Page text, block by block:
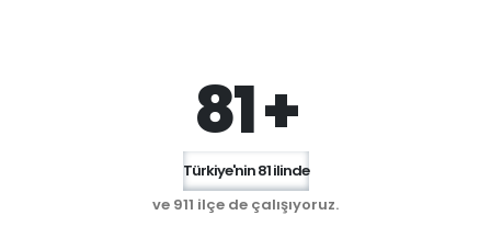
81 +
Türkiye'nin 81 ilinde
ve 911 ilçe de çalışıyoruz.